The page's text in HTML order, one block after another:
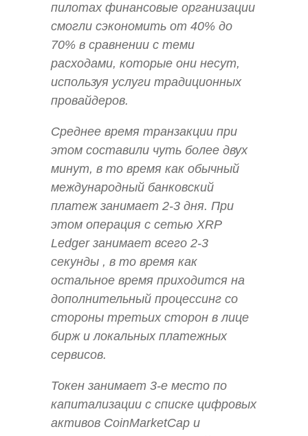
пилотах финансовые организации
смогли сэкономить от 40% до
70% в сравнении с теми
расходами, которые они несут,
используя услуги традиционных
провайдеров.
Среднее время транзакции при
этом составили чуть более двух
минут, в то время как обычный
международный банковский
платеж занимает 2-3 дня. При
этом операция с сетью XRP
Ledger занимает всего 2-3
секунды , в то время как
остальное время приходится на
дополнительный процессинг со
стороны третьих сторон в лице
бирж и локальных платежных
сервисов.
Токен занимает 3-е место по
капитализации с списке цифровых
активов CoinMarketCap и